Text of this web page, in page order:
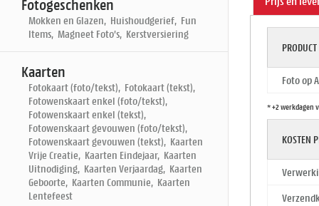
Fotogeschenken
Mokken en Glazen, Huishoudgerief, Fun
Items, Magneet Foto's, Kerstversiering
Kaarten
Fotokaart (foto/tekst), Fotokaart (tekst),
Fotowenskaart enkel (foto/tekst),
Fotowenskaart enkel (tekst),
Fotowenskaart gevouwen (foto/tekst),
Fotowenskaart gevouwen (tekst), Kaarten
Vrije Creatie, Kaarten Eindejaar, Kaarten
Uitnodiging, Kaarten Verjaardag, Kaarten
Geboorte, Kaarten Communie, Kaarten
Lentefeest
PRODUCT
Foto op
* +2 werkdagen
KOSTEN